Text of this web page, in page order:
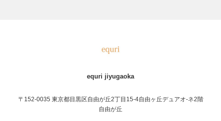
equri jiyugaoka
〒152-0035 東京都目黒区自由が丘2丁目15-4自由ヶ丘デュアオ-ネ2階
自由が丘